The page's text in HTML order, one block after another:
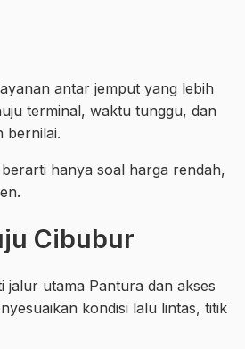
antar jemput yang lebih
terminal, waktu tunggu, dan
bernilai.
hanya soal harga rendah,
Cibubur
jalur utama Pantura dan akses
kondisi lalu lintas, titik